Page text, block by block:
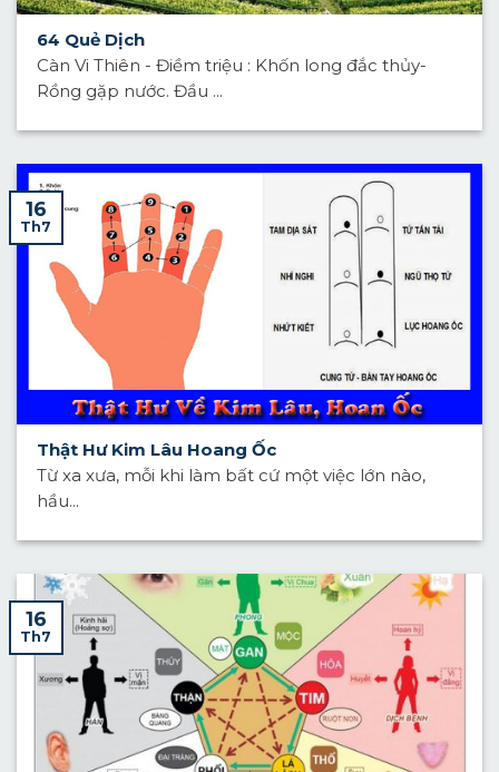
64 Quẻ Dịch
Càn Vi Thiên - Điềm triệu : Khốn long đắc thủy-
Rồng gặp nước. Đầu ...
Thật Hư Kim Lâu Hoang Ốc
Từ xa xưa, mỗi khi làm bất cứ một việc lớn nào,
hầu...
16
Th7
16
Th7